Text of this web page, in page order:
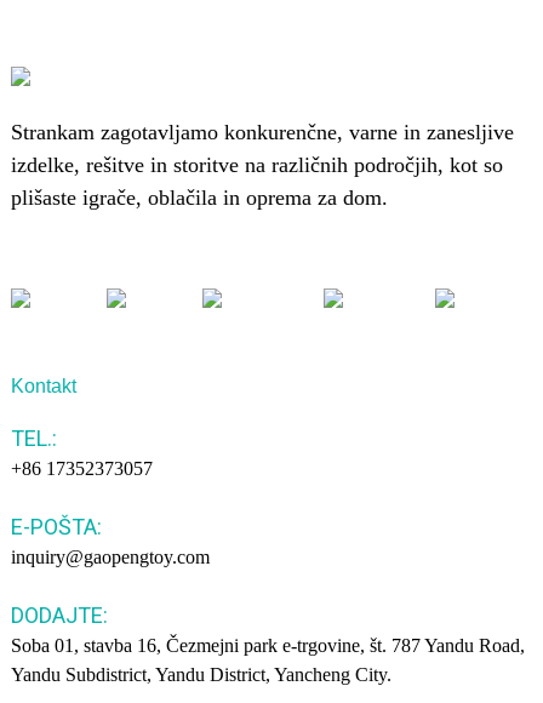
Strankam zagotavljamo konkurenčne, varne in zanesljive
izdelke, rešitve in storitve na različnih področjih, kot so
plišaste igrače, oblačila in oprema za dom.
Kontakt
TEL.:
+86 17352373057
E-POŠTA:
inquiry@gaopengtoy.com
DODAJTE:
Soba 01, stavba 16, Čezmejni park e-trgovine, št. 787 Yandu Road,
Yandu Subdistrict, Yandu District, Yancheng City.